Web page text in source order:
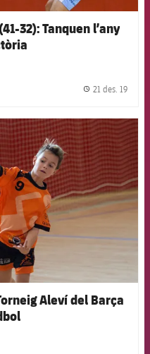
32): Tanquen l’any
21 des. 19
Barcelona badge
Aleví del Barça